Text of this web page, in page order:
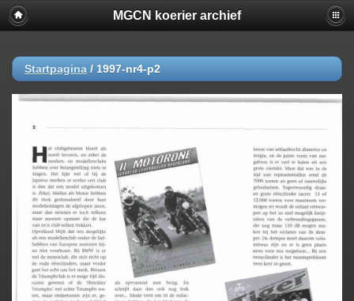
MGCN koerier archief
Startpagina / 1997-nr4-p2